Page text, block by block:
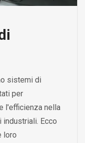
sistemi di
per
l'efficienza nella
Ecco
loro